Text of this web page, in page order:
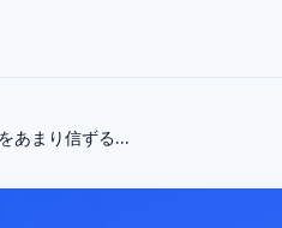
あまり信ずる...